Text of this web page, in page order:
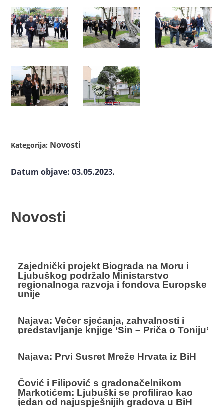
Kategorija: Novosti
Datum objave: 03.05.2023.
Novosti
Zajednički projekt Biograda na Moru i
Ljubuškog podržalo Ministarstvo
regionalnoga razvoja i fondova Europske
unije
Najava: Večer sjećanja, zahvalnosti i
predstavljanje knjige ‘Sin – Priča o Toniju’
Najava: Prvi Susret Mreže Hrvata iz BiH
Čović i Filipović s gradonačelnikom
Markotićem: Ljubuški se profilirao kao
jedan od najuspješnijih gradova u BiH